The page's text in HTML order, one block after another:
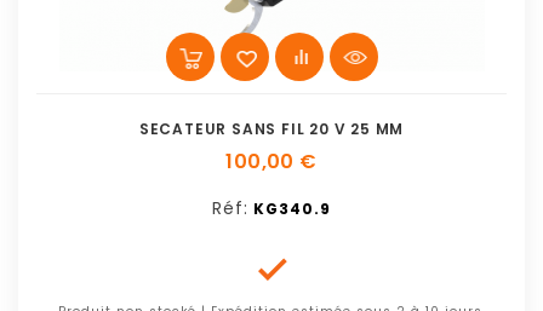
SECATEUR SANS FIL 20 V 25 MM
100,00 €
Réf: KG340.9
